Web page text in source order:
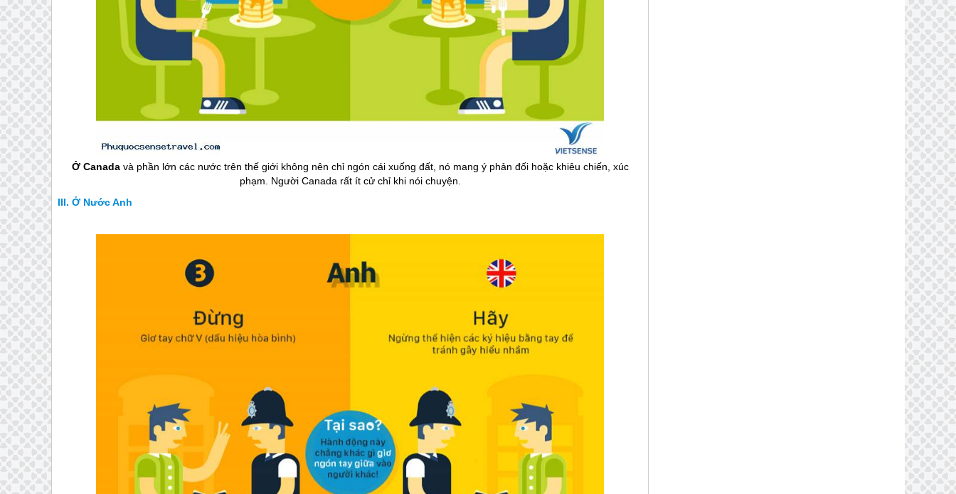
Ở Canadavà phần lớn các nước trên thế giới không nên chỉ ngón cái xuống đất, nó mang ý phản đối hoặc khiêu chiến, xúc
phạm. Người Canada rất ít cử chỉ khi nói chuyện.
Ở Nước Anh